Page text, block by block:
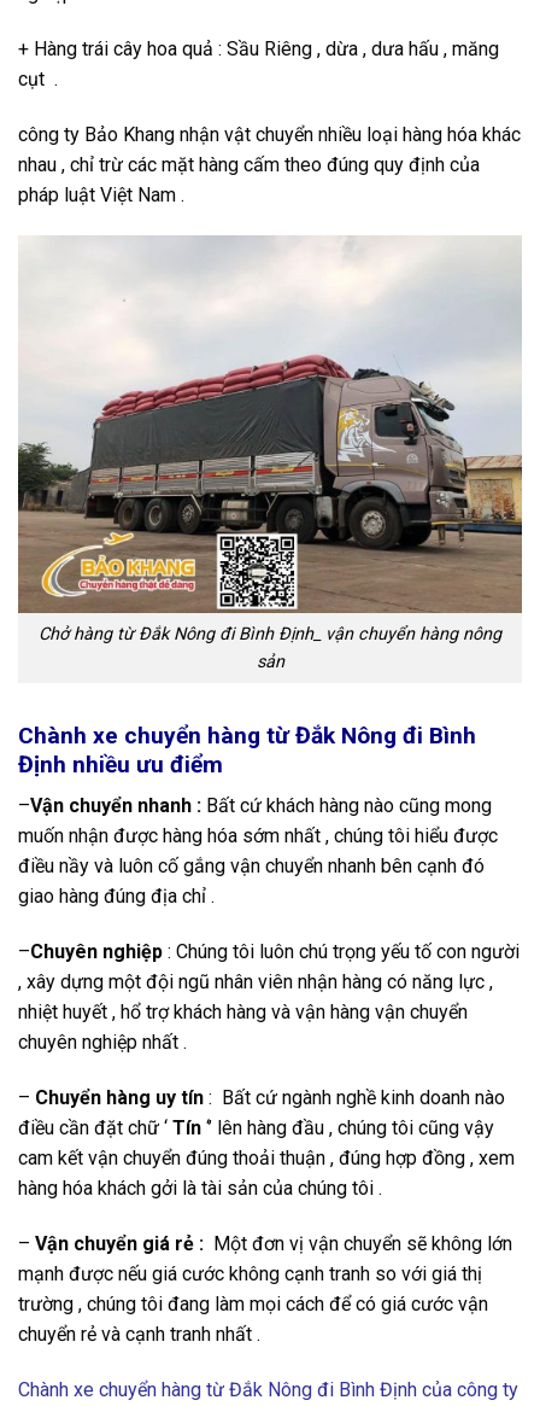
+ Hàng trái cây hoa quả : Sầu Riêng , dừa , dưa hấu , măng
cụt .
công ty Bảo Khang nhận vật chuyển nhiều loại hàng hóa khác
nhau , chỉ trừ các mặt hàng cấm theo đúng quy định của
pháp luật Việt Nam .
Chở hàng từ Đắk Nông đi Bình Định_ vận chuyển hàng nông
sản
Chành xe chuyển hàng từ Đắk Nông đi Bình
Định nhiều ưu điểm
–Vận chuyển nhanh : Bất cứ khách hàng nào cũng mong
muốn nhận được hàng hóa sớm nhất , chúng tôi hiểu được
điều nầy và luôn cố gắng vận chuyển nhanh bên cạnh đó
giao hàng đúng địa chỉ .
–Chuyên nghiệp : Chúng tôi luôn chú trọng yếu tố con người
, xây dựng một đội ngũ nhân viên nhận hàng có năng lực ,
nhiệt huyết , hổ trợ khách hàng và vận hàng vận chuyển
chuyên nghiệp nhất .
– Chuyển hàng uy tín : Bất cứ ngành nghề kinh doanh nào
điều cần đặt chữ ‘ Tín ‘’ lên hàng đầu , chúng tôi cũng vậy
cam kết vận chuyển đúng thoải thuận , đúng hợp đồng , xem
hàng hóa khách gởi là tài sản của chúng tôi .
– Vận chuyển giá rẻ : Một đơn vị vận chuyển sẽ không lớn
mạnh được nếu giá cước không cạnh tranh so với giá thị
trường , chúng tôi đang làm mọi cách để có giá cước vận
chuyển rẻ và cạnh tranh nhất .
Chành xe chuyển hàng từ Đắk Nông đi Bình Định của công ty